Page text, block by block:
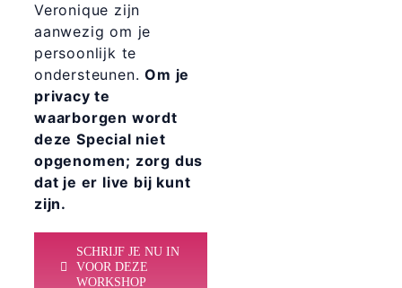
Veronique zijn
aanwezig om je
persoonlijk te
ondersteunen.Om je
privacy te
waarborgen wordt
deze Special niet
opgenomen; zorg dus
dat je er live bij kunt
zijn.
SCHRIJF JE NU IN
VOOR DEZE
WORKSHOP